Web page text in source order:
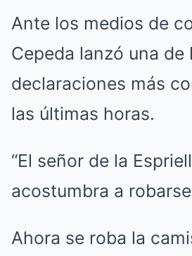
Ante los medios de
Cepeda lanzó una de
declaraciones más
las últimas horas.
“El señor de la
acostumbra a
Ahora se roba la